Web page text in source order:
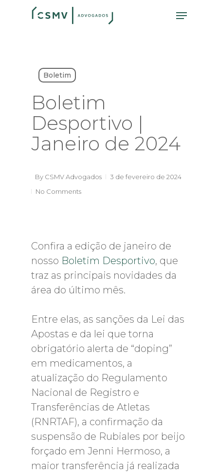
Menu
Boletim
Boletim
Desportivo |
Janeiro de 2024
By CSMV Advogados
3 de fevereiro de 2024
No Comments
Confira a edição de janeiro de
nosso Boletim Desportivo, que
traz as principais novidades da
área do último mês.
Entre elas, as sanções da Lei das
Apostas e da lei que torna
obrigatório alerta de “doping”
em medicamentos, a
atualização do Regulamento
Nacional de Registro e
Transferências de Atletas
(RNRTAF), a confirmação da
suspensão de Rubiales por beijo
forçado em Jenni Hermoso, a
maior transferência já realizada